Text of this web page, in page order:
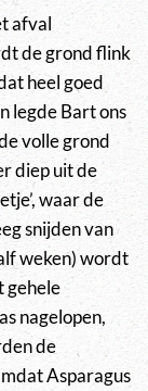
afval
de grond flink
heel goed
legde Bart ons
volle grond
diep uit de
waar de
snijden van
weken) wordt
gehele
nagelopen,
de
Asparagus